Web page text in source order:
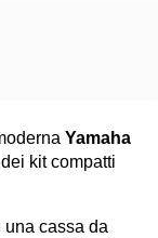
Yamaha
kit compatti
cassa da